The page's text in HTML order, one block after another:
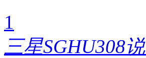
1
三星SGHU308